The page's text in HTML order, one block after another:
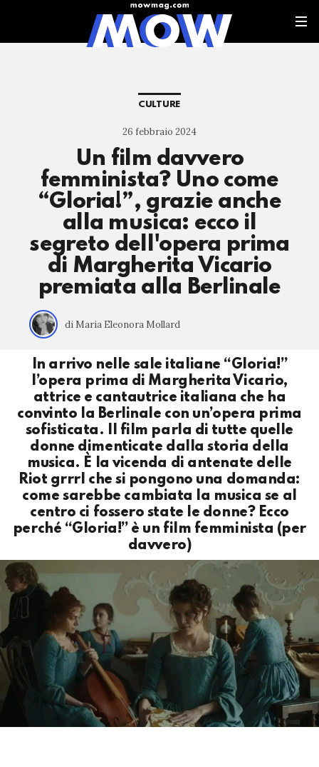
CULTURE
26 febbraio 2024
Un film davvero
femminista? Uno come
“Gloria!”, grazie anche
alla musica: ecco il
segreto dell'opera prima
di Margherita Vicario
premiata alla Berlinale
di Maria Eleonora Mollard
In arrivo nelle sale italiane “Gloria!”
l’opera prima di Margherita Vicario,
attrice e cantautrice italiana che ha
convinto la Berlinale con un’opera prima
sofisticata. Il film parla di tutte quelle
donne dimenticate dalla storia della
musica. È la vicenda di antenate delle
Riot grrrl che si pongono una domanda:
come sarebbe cambiata la musica se al
centro ci fossero state le donne? Ecco
perché “Gloria!” è un film femminista (per
davvero)